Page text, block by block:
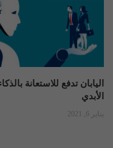
اليابان تدفع للاستعانة
الأبدي
يناير 6, 2021